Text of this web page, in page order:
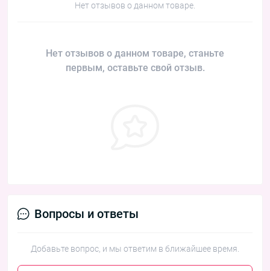
Нет отзывов о данном товаре.
Нет отзывов о данном товаре, станьте
первым, оставьте свой отзыв.
Вопросы и ответы
Добавьте вопрос, и мы ответим в ближайшее время.